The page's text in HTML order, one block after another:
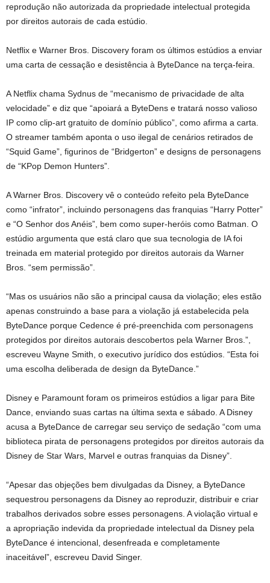
reprodução não autorizada da propriedade intelectual protegida
por direitos autorais de cada estúdio.
Netflix e Warner Bros. Discovery foram os últimos estúdios a enviar
uma carta de cessação e desistência à ByteDance na terça-feira.
A Netflix chama Sydnus de “mecanismo de privacidade de alta
velocidade” e diz que “apoiará a ByteDens e tratará nosso valioso
IP como clip-art gratuito de domínio público”, como afirma a carta.
O streamer também aponta o uso ilegal de cenários retirados de
“Squid Game”, figurinos de “Bridgerton” e designs de personagens
de “KPop Demon Hunters”.
A Warner Bros. Discovery vê o conteúdo refeito pela ByteDance
como “infrator”, incluindo personagens das franquias “Harry Potter”
e “O Senhor dos Anéis”, bem como super-heróis como Batman. O
estúdio argumenta que está claro que sua tecnologia de IA foi
treinada em material protegido por direitos autorais da Warner
Bros. “sem permissão”.
“Mas os usuários não são a principal causa da violação; eles estão
apenas construindo a base para a violação já estabelecida pela
ByteDance porque Cedence é pré-preenchida com personagens
protegidos por direitos autorais descobertos pela Warner Bros.”,
escreveu Wayne Smith, o executivo jurídico dos estúdios. “Esta foi
uma escolha deliberada de design da ByteDance.”
Disney e Paramount foram os primeiros estúdios a ligar para Bite
Dance, enviando suas cartas na última sexta e sábado. A Disney
acusa a ByteDance de carregar seu serviço de sedação “com uma
biblioteca pirata de personagens protegidos por direitos autorais da
Disney de Star Wars, Marvel e outras franquias da Disney”.
“Apesar das objeções bem divulgadas da Disney, a ByteDance
sequestrou personagens da Disney ao reproduzir, distribuir e criar
trabalhos derivados sobre esses personagens. A violação virtual e
a apropriação indevida da propriedade intelectual da Disney pela
ByteDance é intencional, desenfreada e completamente
inaceitável”, escreveu David Singer.